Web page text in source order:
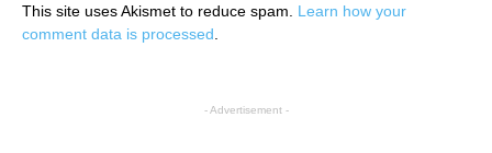
This site uses Akismet to reduce spam. Learn how your
comment data is processed
- Advertisement -